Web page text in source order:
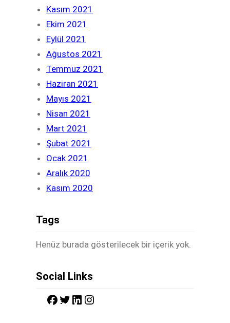
Kasım 2021
Ekim 2021
Eylül 2021
Ağustos 2021
Temmuz 2021
Haziran 2021
Mayıs 2021
Nisan 2021
Mart 2021
Şubat 2021
Ocak 2021
Aralık 2020
Kasım 2020
Tags
Henüz burada gösterilecek bir içerik yok.
Social Links
F
T
L